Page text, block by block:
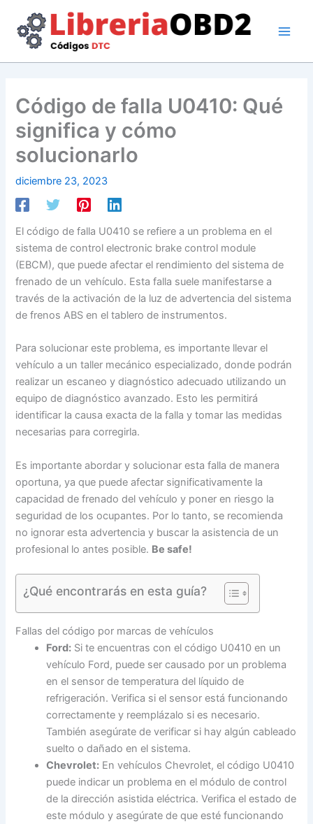
contenido
Código de falla U0410: Qué
significa y cómo
solucionarlo
diciembre 23, 2023
El código de falla U0410 se refiere a un problema en el
sistema de control electronic brake control module
(EBCM), que puede afectar el rendimiento del sistema de
frenado de un vehículo. Esta falla suele manifestarse a
través de la activación de la luz de advertencia del sistema
de frenos ABS en el tablero de instrumentos.
Para solucionar este problema, es importante llevar el
vehículo a un taller mecánico especializado, donde podrán
realizar un escaneo y diagnóstico adecuado utilizando un
equipo de diagnóstico avanzado. Esto les permitirá
identificar la causa exacta de la falla y tomar las medidas
necesarias para corregirla.
Es importante abordar y solucionar esta falla de manera
oportuna, ya que puede afectar significativamente la
capacidad de frenado del vehículo y poner en riesgo la
seguridad de los ocupantes. Por lo tanto, se recomienda
no ignorar esta advertencia y buscar la asistencia de un
profesional lo antes posible. Be safe!
¿Qué encontrarás en esta guía?
Fallas del código por marcas de vehículos
Ford: Si te encuentras con el código U0410 en un
vehículo Ford, puede ser causado por un problema
en el sensor de temperatura del líquido de
refrigeración. Verifica si el sensor está funcionando
correctamente y reemplázalo si es necesario.
También asegúrate de verificar si hay algún cableado
suelto o dañado en el sistema.
Chevrolet: En vehículos Chevrolet, el código U0410
puede indicar un problema en el módulo de control
de la dirección asistida eléctrica. Verifica el estado de
este módulo y asegúrate de que esté funcionando